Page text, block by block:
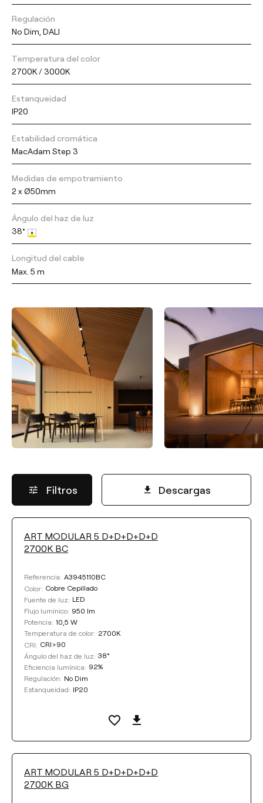
Regulación
No Dim, DALI
Temperatura del color
2700K / 3000K
Estanqueidad
IP20
Estabilidad cromática
MacAdam Step 3
Medidas de empotramiento
2 x Ø50mm
Ángulo del haz de luz
38°
Longitud del cable
Max. 5 m
Filtros Descargas
FLUJO LUMÍNICO
Seleccionar
TEMPERATURA DE COLOR
Seleccionar
REGULACIÓN
DALI
Blanco Texturado
ART MODULAR 5 D+D+D+D+D
2700K BC
Referencia: A3945110BC
Color: Cobre Cepillado
Fuente de luz: LED
Flujo lumínico: 950 lm
Potencia: 10,5 W
Temperatura de color: 2700K
CRI: CRI>90
Ángulo del haz de luz: 38°
Eficiencia lumínica: 92%
Regulación: No Dim
Estanqueidad: IP20
ART MODULAR 5 D+D+D+D+D
2700K BG